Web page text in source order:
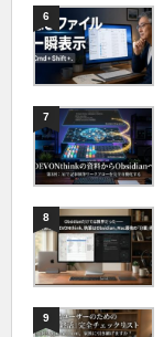
6
7
8
9